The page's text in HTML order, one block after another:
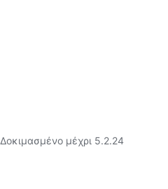
Δοκιμασμένο μέχρι 5.2.24